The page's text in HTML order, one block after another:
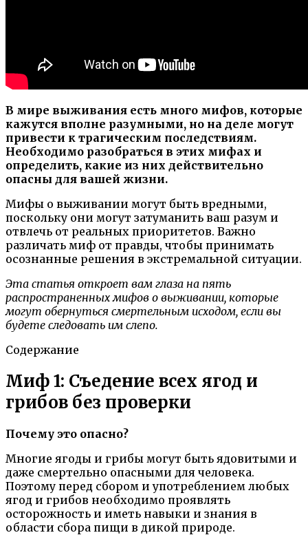
В мире выживания есть много мифов, которые
кажутся вполне разумными, но на деле могут
привести к трагическим последствиям.
Необходимо разобраться в этих мифах и
определить, какие из них действительно
опасны для вашей жизни.
Мифы о выживании могут быть вредными,
поскольку они могут затуманить ваш разум и
отвлечь от реальных приоритетов. Важно
различать миф от правды, чтобы принимать
осознанные решения в экстремальной ситуации.
Эта статья откроет вам глаза на пять
распространенных мифов о выживании, которые
могут обернуться смертельным исходом, если вы
будете следовать им слепо.
Содержание
Миф 1: Съедение всех ягод и
грибов без проверки
Почему это опасно?
Многие ягоды и грибы могут быть ядовитыми и
даже смертельно опасными для человека.
Поэтому перед сбором и употреблением любых
ягод и грибов необходимо проявлять
осторожность и иметь навыки и знания в
области сбора пищи в дикой природе.